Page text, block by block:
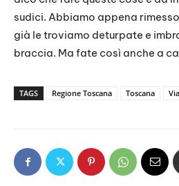
sudici. Abbiamo appena
già le troviamo deturpate e
braccia. Ma fate così anche a
TAGS Regione Toscana Toscana